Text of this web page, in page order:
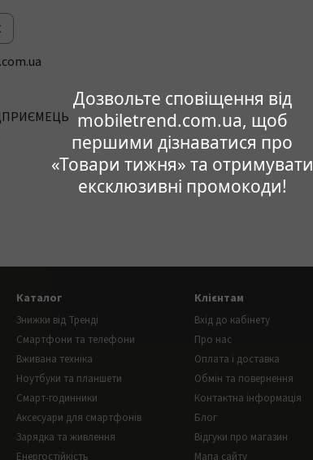
Дозвольте сповіщення від
mobiletrend.com.ua, щоб
першими дізнаватися про
«Товари тижня» та отримувати
ексклюзивні промокоди!
Каталог
Знижки від Тренді
Смартфони та телефони
Вживана техніка
Ноутбуки та планшети
Смарт-годинники
Аксесуари для смартфонів
Зарядка та живлення
Енергостійкість
Клієнтам
Вхід до кабінету
Про нас
Оплата і доставка
Обмін та повернення
Контактна інформація
Блог
Відгуки про магазин
Мапа сайту